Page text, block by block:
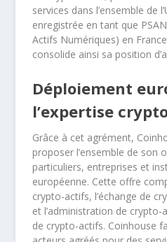
services dans l’ensemble de
enregistrée en tant que
Actifs Numériques) en
consolide ainsi sa position
Déploiement
l’expertise
Grâce à cet agrément,
proposer l’ensemble de son
particuliers, entreprises et
européenne. Cette offre
crypto-actifs, l’échange de
et l’administration de
de crypto-actifs. Coinhouse